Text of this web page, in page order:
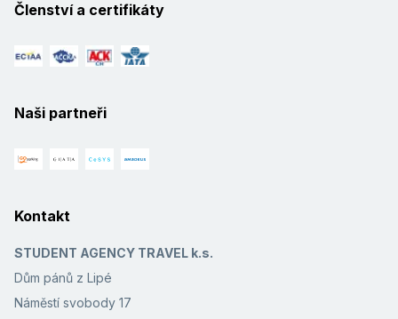
Členství a certifikáty
Naši partneři
Kontakt
STUDENT AGENCY TRAVEL k.s.
Dům pánů z Lipé
Náměstí svobody 17